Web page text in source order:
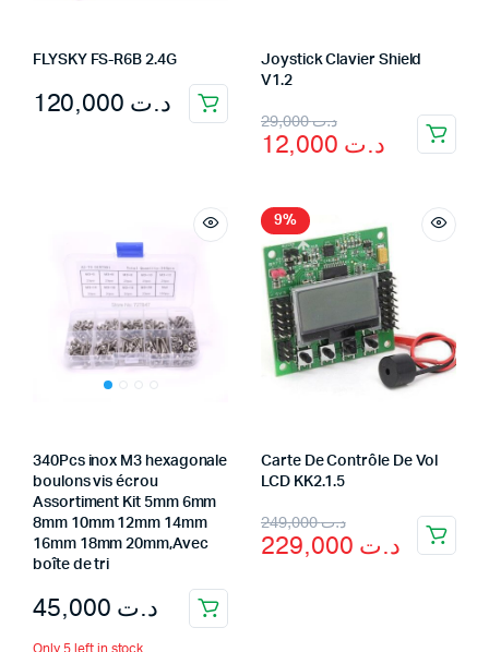
FLYSKY FS-R6B 2.4G
د.ت
Joystick Clavier Shield
V1.2
د.ت29,000
Original
price
د.ت 29,000.
د.ت
Current
price
د.ت 12,000.
340Pcs inox M3 hexagonale
boulons vis écrou
Assortiment Kit 5mm 6mm
8mm 10mm 12mm 14mm
16mm 18mm 20mm,Avec
boîte de tri
د.ت
Only 5 left in stock
9%
Carte De Contrôle De Vol
LCD KK2.1.5
د.ت249,000
Original
price
د.ت
Current
price